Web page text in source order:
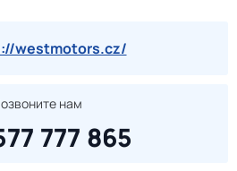
westmotors.cz/
нам
777 865